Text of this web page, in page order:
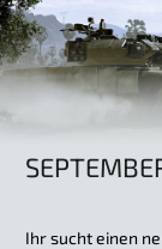
Ihr sucht einen